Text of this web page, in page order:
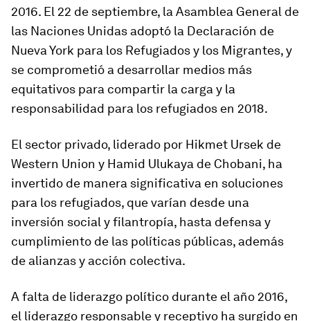
2016. El 22 de septiembre, la Asamblea General de
las Naciones Unidas adoptó la Declaración de
Nueva York para los Refugiados y los Migrantes, y
se comprometió a desarrollar medios más
equitativos para compartir la carga y la
responsabilidad para los refugiados en 2018.
El sector privado, liderado por Hikmet Ursek de
Western Union y Hamid Ulukaya de Chobani, ha
invertido de manera significativa en soluciones
para los refugiados, que varían desde una
inversión social y filantropía, hasta defensa y
cumplimiento de las políticas públicas, además
de alianzas y acción colectiva.
A falta de liderazgo político durante el año 2016,
el liderazgo responsable y receptivo ha surgido en